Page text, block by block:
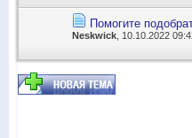
Помогите
Neskwick , 10.10.2022